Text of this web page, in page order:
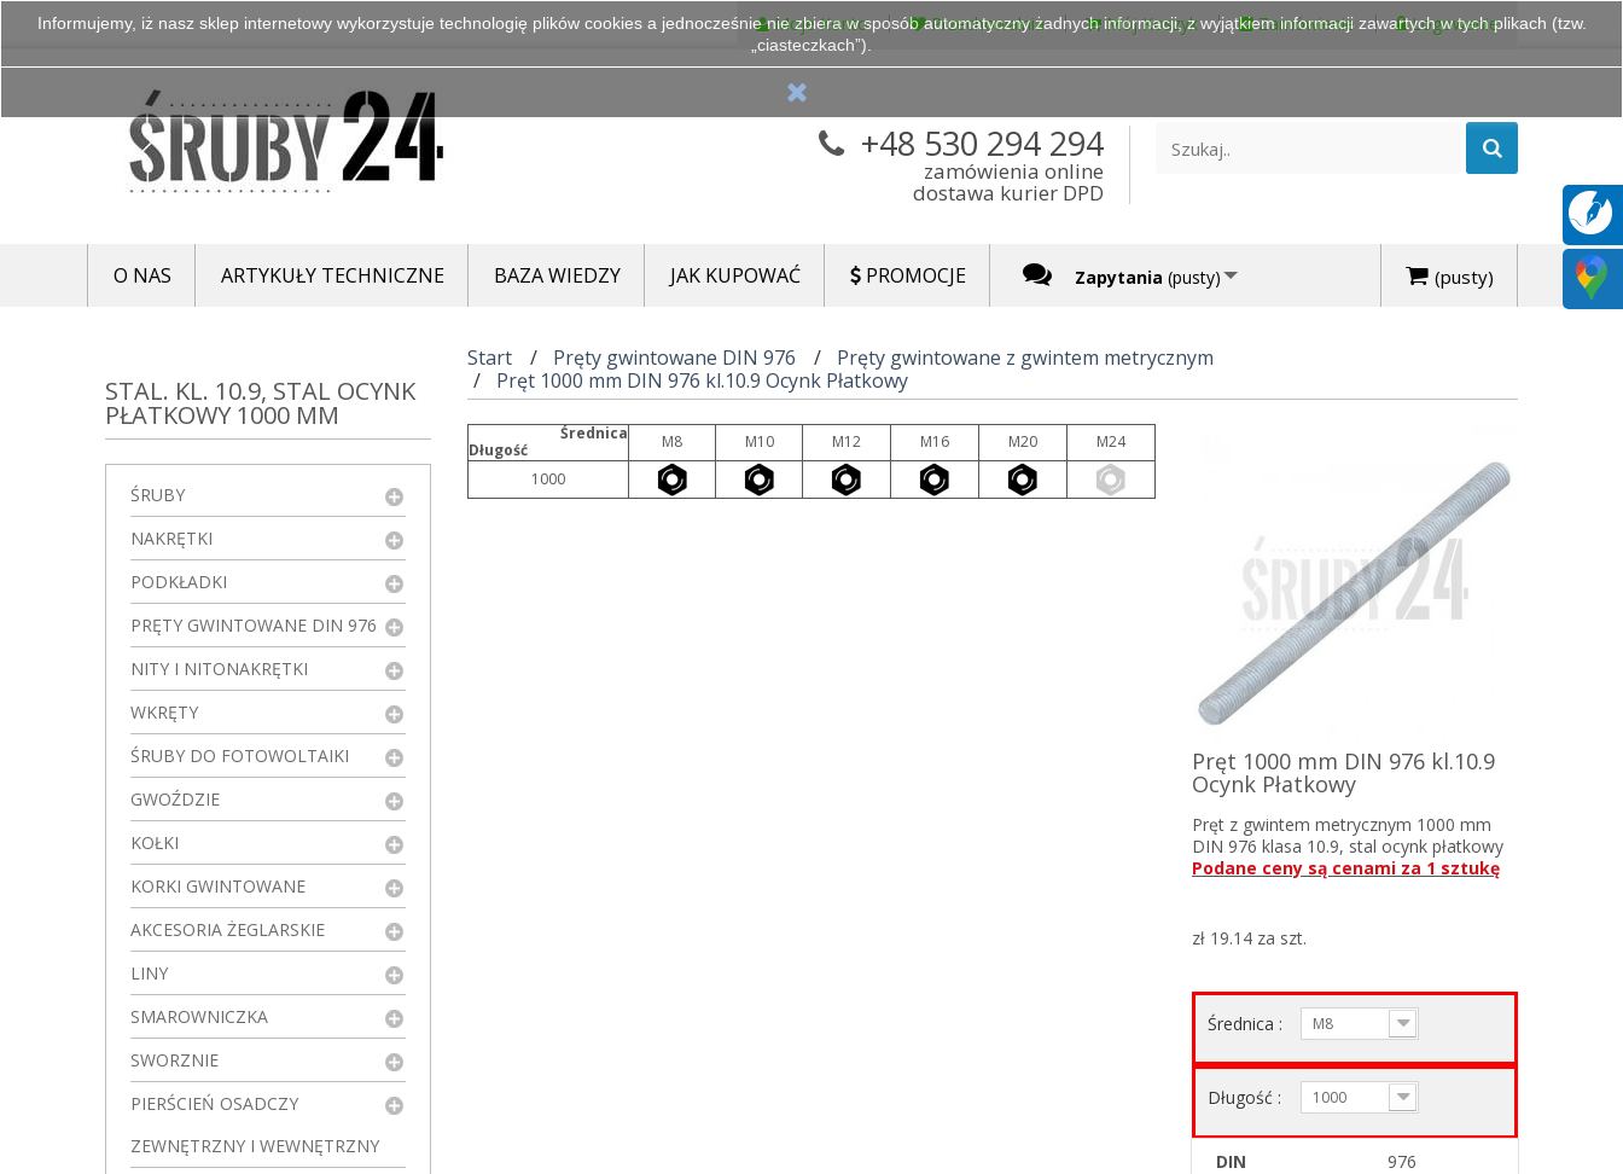
Moje Konto Przechowalnia Mój Koszyk Zamówienie Logowanie
(pusty)
+48 530 294 294
zamówienia online
dostawa kurier DPD
Zapytania (pusty)
O NAS ARTYKUŁY TECHNICZNE BAZA WIEDZY JAK KUPOWAĆ PROMOCJE
STAL. KL. 10.9, STAL OCYNK
PŁATKOWY 1000 MM
ŚRUBY
NAKRĘTKI
PODKŁADKI
PRĘTY GWINTOWANE DIN 976
NITY I NITONAKRĘTKI
WKRĘTY
ŚRUBY DO FOTOWOLTAIKI
GWOŹDZIE
KOŁKI
KORKI GWINTOWANE
AKCESORIA ŻEGLARSKIE
LINY
SMAROWNICZKA
SWORZNIE
PIERŚCIEŃ OSADCZY
ZEWNĘTRZNY I WEWNĘTRZNY
Start Pręty gwintowane DIN 976
Pręty gwintowane z gwintem metrycznym
Pręt 1000 mm DIN 976 kl.10.9 Ocynk Płatkowy
Średnica
Długość
M8 M10 M12 M16 M20
M24
1000
Pręt 1000 mm DIN 976 kl.10.9
Ocynk Płatkowy
Pręt z gwintem metrycznym 1000 mm
DIN 976 klasa 10.9, stal ocynk płatkowy
Podane ceny są cenami za 1 sztukę
zł 19.14 za szt.
Średnica : M8
Długość : 1000
DIN
976
Informujemy, iż nasz sklep internetowy wykorzystuje technologię plików cookies a jednocześnie nie zbiera w sposób automatyczny żadnych informacji, z wyjątkiem informacji zawartych w tych plikach (tzw.
„ciasteczkach”).